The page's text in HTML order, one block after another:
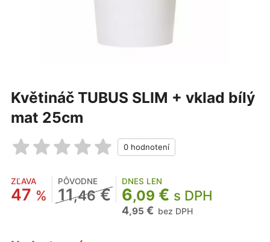
Květináč TUBUS SLIM + vklad bílý
mat 25cm
ZĽAVA
47 %
PÔVODNE
11,46€
DNES LEN
6,09 € s DPH
4,95 € bez DPH